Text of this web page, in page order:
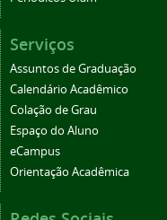
Serviços
Assuntos de Graduação
Calendário Acadêmico
Colação de Grau
Espaço do Aluno
eCampus
Orientação Acadêmica